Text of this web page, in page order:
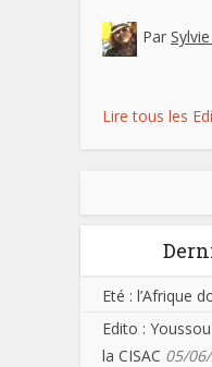
Par
Lire tous les
Eté : l’Afrique
Edito :
la CISAC 05/